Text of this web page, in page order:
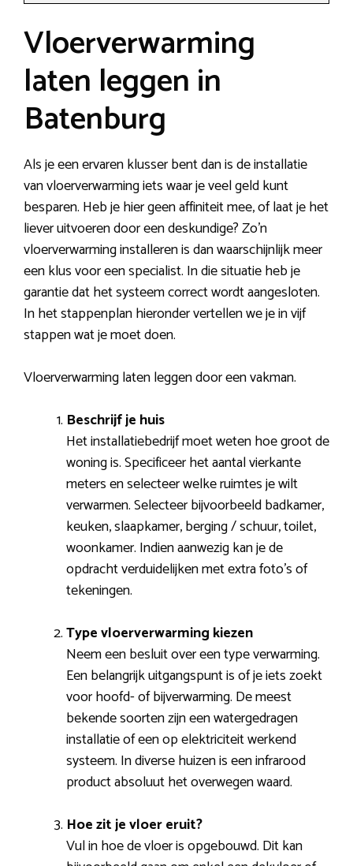
Vloerverwarming
laten leggen in
Batenburg
Als je een ervaren klusser bent dan is de installatie
van vloerverwarming iets waar je veel geld kunt
besparen. Heb je hier geen affiniteit mee, of laat je het
liever uitvoeren door een deskundige? Zo’n
vloerverwarming installeren is dan waarschijnlijk meer
een klus voor een specialist. In die situatie heb je
garantie dat het systeem correct wordt aangesloten.
In het stappenplan hieronder vertellen we je in vijf
stappen wat je moet doen.
Vloerverwarming laten leggen door een vakman.
Beschrijf je huis
Het installatiebedrijf moet weten hoe groot de
woning is. Specificeer het aantal vierkante
meters en selecteer welke ruimtes je wilt
verwarmen. Selecteer bijvoorbeeld badkamer,
keuken, slaapkamer, berging / schuur, toilet,
woonkamer. Indien aanwezig kan je de
opdracht verduidelijken met extra foto’s of
tekeningen.
Type vloerverwarming kiezen
Neem een besluit over een type verwarming.
Een belangrijk uitgangspunt is of je iets zoekt
voor hoofd- of bijverwarming. De meest
bekende soorten zijn een watergedragen
installatie of een op elektriciteit werkend
systeem. In diverse huizen is een infrarood
product absoluut het overwegen waard.
Hoe zit je vloer eruit?
Vul in hoe de vloer is opgebouwd. Dit kan